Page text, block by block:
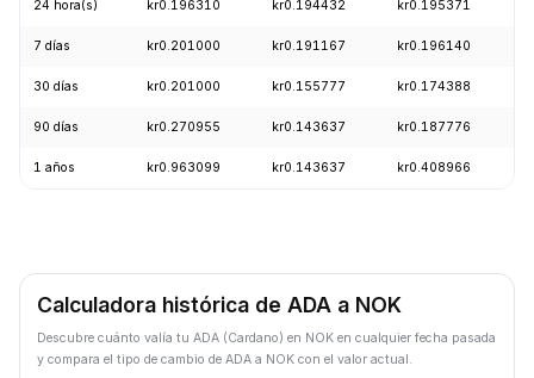
24 hora(s) kr0.196310 kr0.194432 kr0.195371
7 días kr0.201000 kr0.191167 kr0.196140
30 días kr0.201000 kr0.155777 kr0.174388
90 días kr0.270955 kr0.143637 kr0.187776
1 años kr0.963099 kr0.143637 kr0.408966
Calculadora histórica de ADA a NOK
Descubre cuánto valía tu ADA (Cardano) en NOK en cualquier fecha pasada
y compara el tipo de cambio de ADA a NOK con el valor actual.